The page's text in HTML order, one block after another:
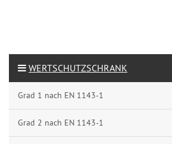
WERTSCHUTZSCHRANK
Grad 1 nach EN 1143-1
Grad 2 nach EN 1143-1